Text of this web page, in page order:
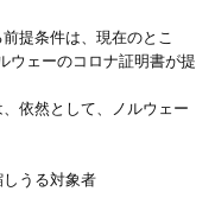
提条件は、現在のとこ
ウェーのコロナ証明書が提
依然として、ノルウェー
うる対象者